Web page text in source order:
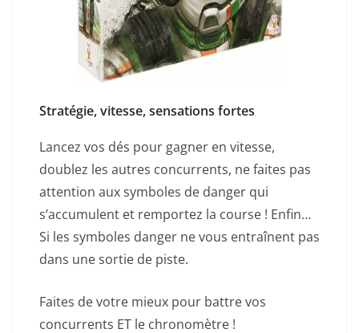
Stratégie, vitesse, sensations fortes
Lancez vos dés pour gagner en vitesse,
doublez les autres concurrents, ne faites pas
attention aux symboles de danger qui
s’accumulent et remportez la course ! Enfin…
Si les symboles danger ne vous entraînent pas
dans une sortie de piste.
Faites de votre mieux pour battre vos
concurrents ET le chronomètre !